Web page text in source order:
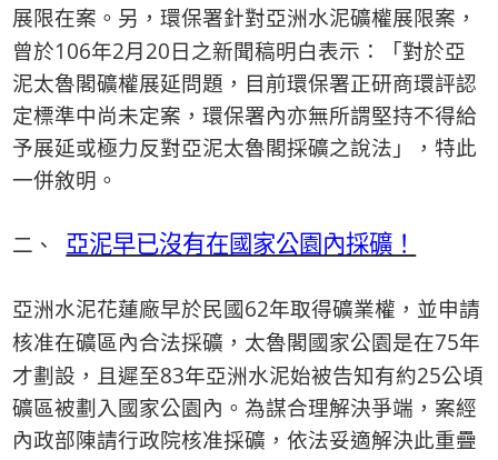
展限在案。另，環保署針對亞洲水泥礦權展限案，
曾於106年2月 20 日之新聞稿明白表示：「對於亞
泥太魯閣礦權展延問題，目前環保署正研商環評認
定標準中尚未定案，環保署內亦無所謂堅持不得給
予展延或極力反對亞泥太魯閣採礦之說法」，特此
一併敘明。
二、 亞泥早已沒有在國家公園內採礦！
亞洲水泥花蓮廠早於民國62年取得礦業權，並申請
核准在礦區內合法採礦，太魯閣國家公園是在75年
才劃設，且遲至83年亞洲水泥始被告知有約25公頃
礦區被劃入國家公園內。為謀合理解決爭端，案經
內政部陳請行政院核准採礦，依法妥適解決此重疊